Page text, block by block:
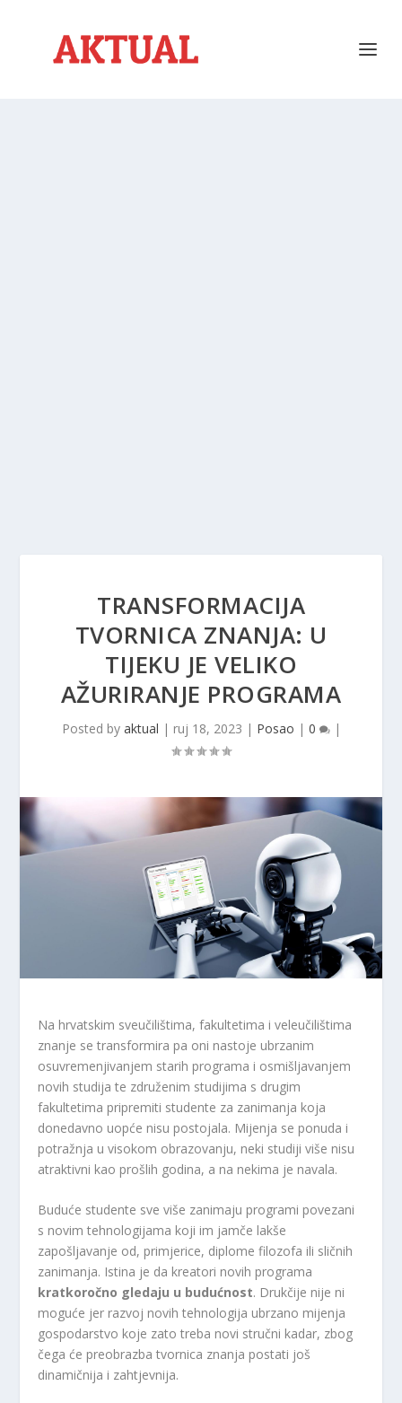
TRANSFORMACIJA
TVORNICA ZNANJA: U
TIJEKU JE VELIKO
AŽURIRANJE PROGRAMA
Posted by aktual | ruj 18, 2023 | Posao | 0 |
Na hrvatskim sveučilištima, fakultetima i veleučilištima
znanje se transformira pa oni nastoje ubrzanim
osuvremenjivanjem starih programa i osmišljavanjem
novih studija te združenim studijima s drugim
fakultetima pripremiti studente za zanimanja koja
donedavno uopće nisu postojala. Mijenja se ponuda i
potražnja u visokom obrazovanju, neki studiji više nisu
atraktivni kao prošlih godina, a na nekima je navala.
Buduće studente sve više zanimaju programi povezani
s novim tehnologijama koji im jamče lakše
zapošljavanje od, primjerice, diplome filozofa ili sličnih
zanimanja. Istina je da kreatori novih programa
kratkoročno gledaju u budućnost. Drukčije nije ni
moguće jer razvoj novih tehnologija ubrzano mijenja
gospodarstvo koje zato treba novi stručni kadar, zbog
čega će preobrazba tvornica znanja postati još
dinamičnija i zahtjevnija.